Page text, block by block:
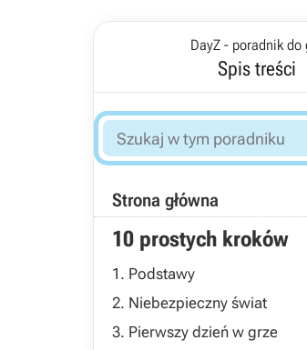
DayZ - poradnik do
Spis treści
Strona główna
10 prostych kroków
1. Podstawy
2. Niebezpieczny świat
3. Pierwszy dzień w grze